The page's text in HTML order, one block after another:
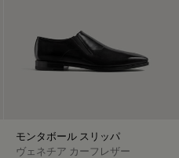
モンタボール スリッパ
ヴェネチア カーフレザー